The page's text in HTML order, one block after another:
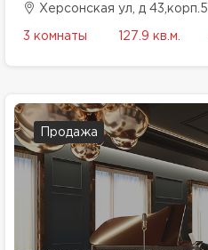
Херсонская ул, д 43,корп.5
3 комнаты 127.9 кв.м.
Продажа